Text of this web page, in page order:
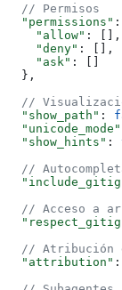
  // Permisos
  "permissions"
    "allow"
: [],
    "deny"
: [],
    "ask"
: []
  },
//
  "show_path"
:
  "unicode_mode"
  "show_hints"
:
//
// Acceso a
// Atribución
  "attribution"
: